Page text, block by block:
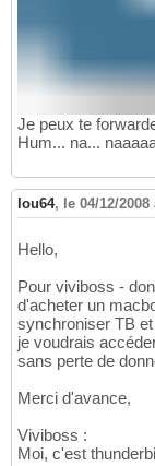
Je peux te
Hum... na...
lou64, le 04/12/2008
Hello,
Pour viviboss -
d'acheter un
synchroniser TB
je voudrais
sans perte de
Merci d'avance,
Viviboss :
Moi, c'est